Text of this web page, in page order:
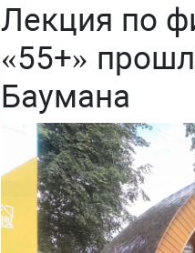
Лекция по
«55+»
Баумана